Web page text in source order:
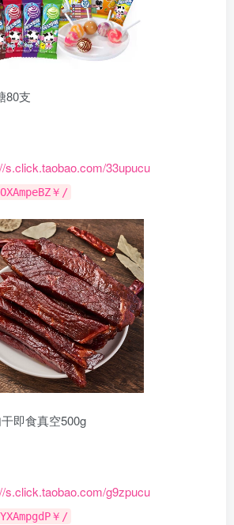
80支
s.click.taobao.com/33upucu
￥/
即食真空500g
s.click.taobao.com/g9zpucu
￥/